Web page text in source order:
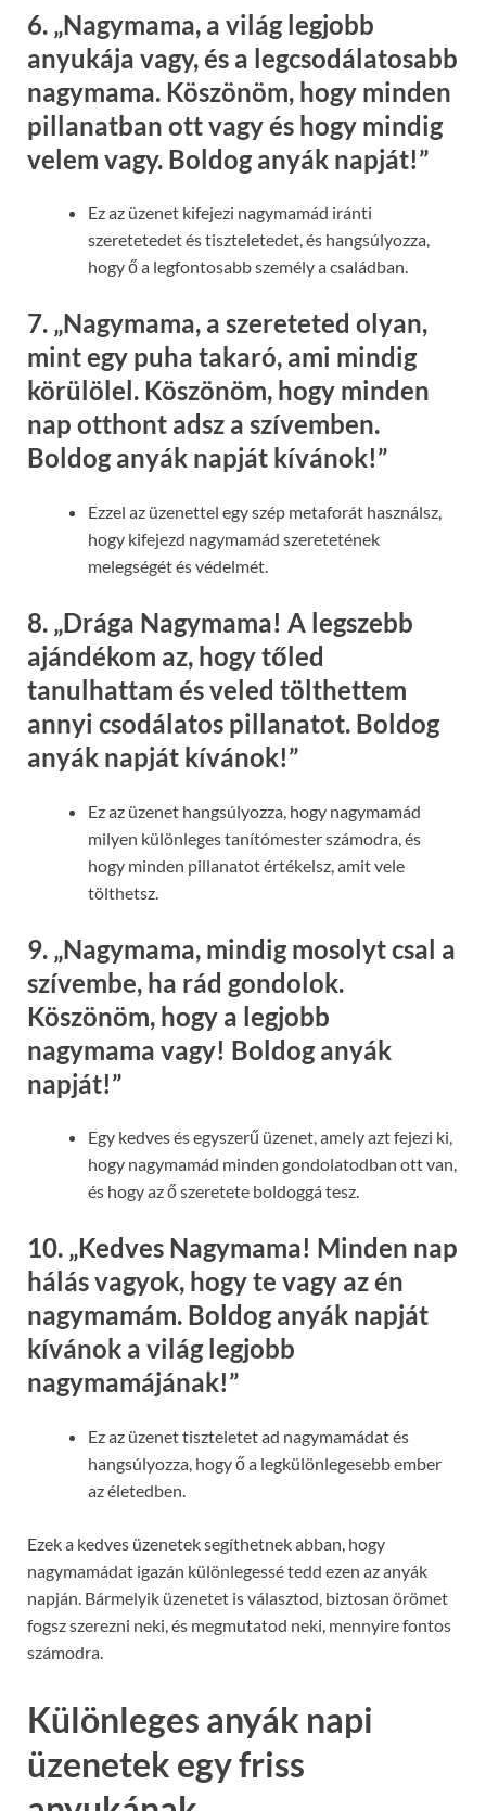
6. „Nagymama, a világ legjobb
anyukája vagy, és a legcsodálatosabb
nagymama. Köszönöm, hogy minden
pillanatban ott vagy és hogy mindig
velem vagy. Boldog anyák napját!”
Ez az üzenet kifejezi nagymamád iránti
szeretetedet és tiszteletedet, és hangsúlyozza,
hogy ő a legfontosabb személy a családban.
7. „Nagymama, a szereteted olyan,
mint egy puha takaró, ami mindig
körülölel. Köszönöm, hogy minden
nap otthont adsz a szívemben.
Boldog anyák napját kívánok!”
Ezzel az üzenettel egy szép metaforát használsz,
hogy kifejezd nagymamád szeretetének
melegségét és védelmét.
8. „Drága Nagymama! A legszebb
ajándékom az, hogy tőled
tanulhattam és veled tölthettem
annyi csodálatos pillanatot. Boldog
anyák napját kívánok!”
Ez az üzenet hangsúlyozza, hogy nagymamád
milyen különleges tanítómester számodra, és
hogy minden pillanatot értékelsz, amit vele
tölthetsz.
9. „Nagymama, mindig mosolyt csal a
szívembe, ha rád gondolok.
Köszönöm, hogy a legjobb
nagymama vagy! Boldog anyák
napját!”
Egy kedves és egyszerű üzenet, amely azt fejezi ki,
hogy nagymamád minden gondolatodban ott van,
és hogy az ő szeretete boldoggá tesz.
10. „Kedves Nagymama! Minden nap
hálás vagyok, hogy te vagy az én
nagymamám. Boldog anyák napját
kívánok a világ legjobb
nagymamájának!”
Ez az üzenet tiszteletet ad nagymamádat és
hangsúlyozza, hogy ő a legkülönlegesebb ember
az életedben.
Ezek a kedves üzenetek segíthetnek abban, hogy
nagymamádat igazán különlegessé tedd ezen az anyák
napján. Bármelyik üzenetet is választod, biztosan örömet
fogsz szerezni neki, és megmutatod neki, mennyire fontos
számodra.
Különleges anyák napi
üzenetek egy friss